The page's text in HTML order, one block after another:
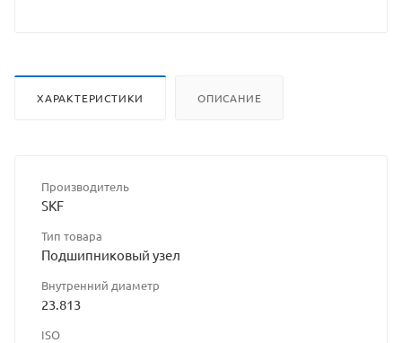
ХАРАКТЕРИСТИКИ ОПИСАНИЕ
Производитель
SKF
Тип товара
Подшипниковый узел
Внутренний диаметр
23.813
ISO